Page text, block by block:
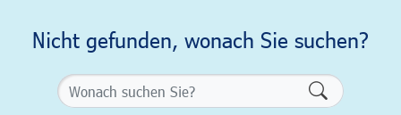
Nicht gefunden, wonach Sie suchen?